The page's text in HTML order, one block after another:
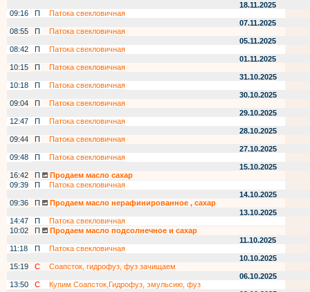
18.11.2025
09:16
П
Патока свекловичная
07.11.2025
08:55
П
Патока свекловичная
05.11.2025
08:42
П
Патока свекловичная
01.11.2025
10:15
П
Патока свекловичная
31.10.2025
10:18
П
Патока свекловичная
30.10.2025
09:04
П
Патока свекловичная
29.10.2025
12:47
П
Патока свекловичная
28.10.2025
09:44
П
Патока свекловичная
27.10.2025
09:48
П
Патока свекловичная
15.10.2025
16:42
П
Продаем масло сахар
09:39
П
Патока свекловичная
14.10.2025
09:36
П
Продаем масло нерафинированное , сахар
13.10.2025
14:47
П
Патока свекловичная
10:02
П
Продаем масло подсолнечное и сахар
11.10.2025
11:18
П
Патока свекловичная
10.10.2025
15:19
С
Соапсток, гидрофуз, фуз зачищаем
06.10.2025
13:50
С
Купим Соапсток,Гидрофуз, эмульсию, фуз